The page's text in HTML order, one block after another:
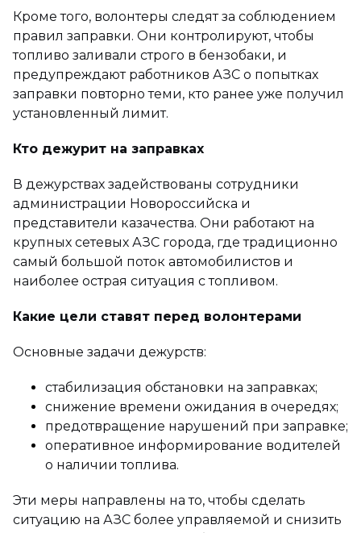
Кроме того, волонтеры следят за соблюдением
правил заправки. Они контролируют, чтобы
топливо заливали строго в бензобаки, и
предупреждают работников АЗС о попытках
заправки повторно теми, кто ранее уже получил
установленный лимит.
Кто дежурит на заправках
В дежурствах задействованы сотрудники
администрации Новороссийска и
представители казачества. Они работают на
крупных сетевых АЗС города, где традиционно
самый большой поток автомобилистов и
наиболее острая ситуация с топливом.
Какие цели ставят перед волонтерами
Основные задачи дежурств:
стабилизация обстановки на заправках;
снижение времени ожидания в очередях;
предотвращение нарушений при заправке;
оперативное информирование водителей
о наличии топлива.
Эти меры направлены на то, чтобы сделать
ситуацию на АЗС более управляемой и снизить